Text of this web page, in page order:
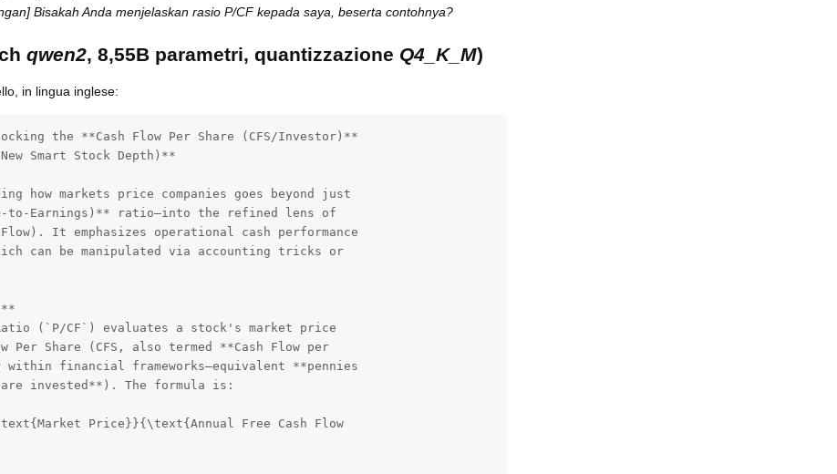
Bisakah Anda menjelaskan rasio P/CF kepada saya, beserta contohnya?
qwen2, 8,55B parametri, quantizzazione Q4_K_M)
in lingua inglese:
the **Cash Flow Per Share (CFS/Investor)**
Smart Stock Depth)**
how markets price companies goes beyond just
Earnings)** ratio—into the refined lens of
It emphasizes operational cash performance
can be manipulated via accounting tricks or
(`P/CF`) evaluates a stock's market price
Share (CFS, also termed **Cash Flow per
financial frameworks—equivalent **pennies
invested**). The formula is:
Price}}{\text{Annual Free Cash Flow